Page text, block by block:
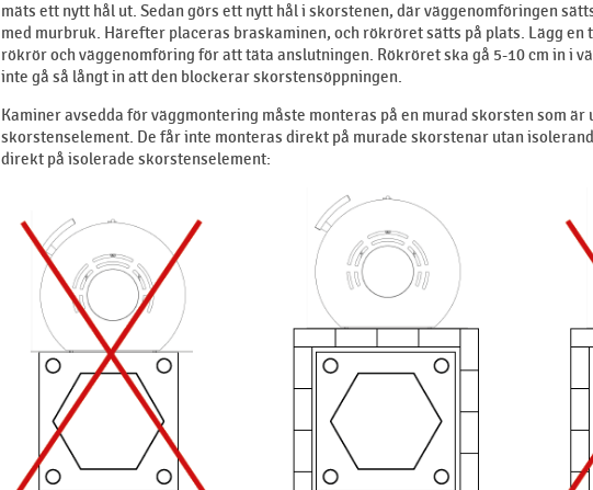
mäts ett nytt hål ut. Sedan görs ett nytt hål i skorstenen, där väggenomföringen
med murbruk. Härefter placeras braskaminen, och rökröret sätts på plats. Lägg en
rökrör och väggenomföring för att täta anslutningen. Rökröret ska gå 5-10 cm in i
inte gå så långt in att den blockerar skorstensöppningen.
Kaminer avsedda för väggmontering måste monteras på en murad skorsten som är
skorstenselement. De får inte monteras direkt på murade skorstenar utan
direkt på isolerade skorstenselement: